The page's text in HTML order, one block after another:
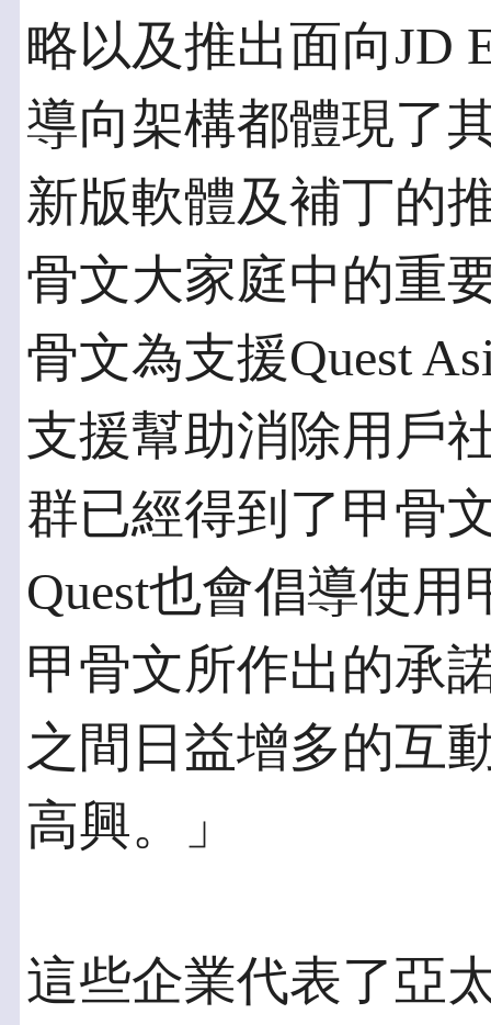
略以及推出面向JD
導向架構都體現了
新版軟體及補丁的
骨文大家庭中的重
骨文為支援Quest
支援幫助消除用戶
群已經得到了甲骨
Quest也會倡導使
甲骨文所作出的承
之間日益增多的互
高興。」
這些企業代表了亞